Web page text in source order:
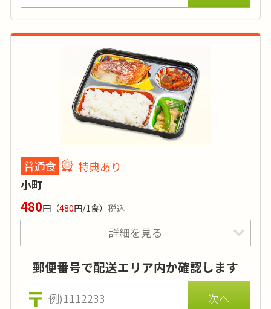
450～650kcal
: -
品目数
-
脂質:-／カリウム:-／リン:-
価格はごはんセットの場合（おかずのみは560円 ※税込)。
刻みやおかゆ、おかずの差替えでのアレルギー対応も無料で
普通食
特典あり
小町
480円 （480円/1食）税込
美味しさはそのままに、低カロリー・低塩分の
お弁当。お求めやすいお手頃価格です。
詳細を見る
郵便番号で配送エリア内か確認します